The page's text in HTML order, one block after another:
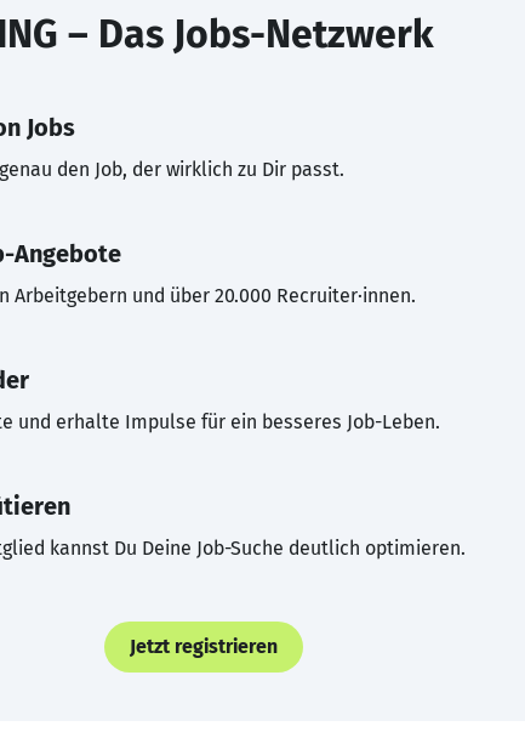
– Das Jobs-Netzwerk
Jobs
den Job, der wirklich zu Dir passt.
Angebote
Arbeitgebern und über 20.000 Recruiter·innen.
und erhalte Impulse für ein besseres Job-Leben.
kannst Du Deine Job-Suche deutlich optimieren.
Jetzt registrieren